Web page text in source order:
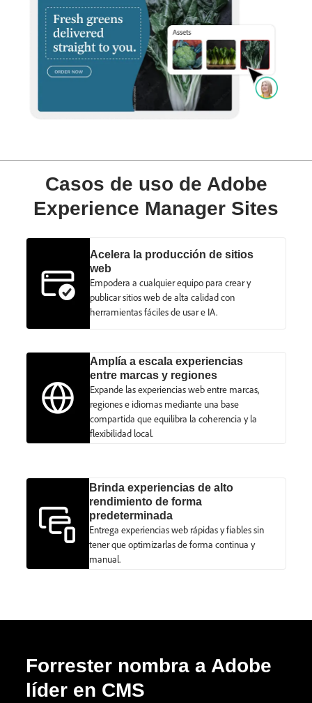
Casos de uso de Adobe
Experience Manager Sites
Acelera la producción de sitios
web
Empodera a cualquier equipo para crear y
publicar sitios web de alta calidad con
herramientas fáciles de usar e IA.
Amplía a escala experiencias
entre marcas y regiones
Expande las experiencias web entre marcas,
regiones e idiomas mediante una base
compartida que equilibra la coherencia y la
flexibilidad local.
Brinda experiencias de alto
rendimiento de forma
predeterminada
Entrega experiencias web rápidas y fiables sin
tener que optimizarlas de forma continua y
manual.
Forrester nombra a Adobe
líder en CMS